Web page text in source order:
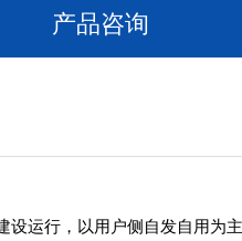
产品咨询
设运行，以用户侧自发自用为